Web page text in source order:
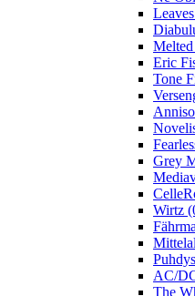
Eric
Tone
Grey
Wirtz
AC/
The